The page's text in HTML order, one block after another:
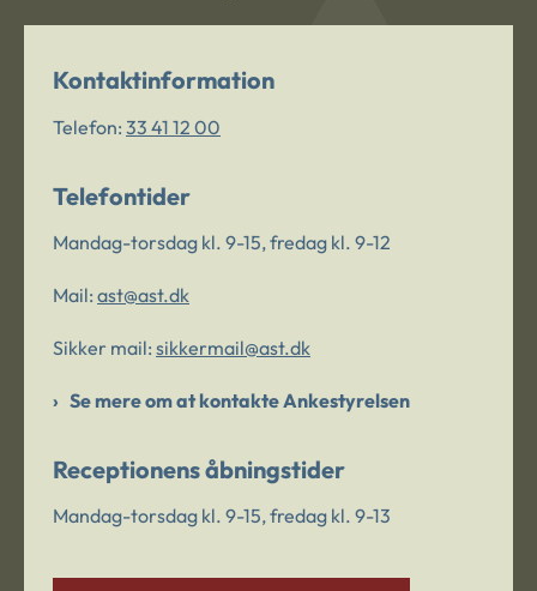
Kontaktinformation
Telefon: 33 41 12 00
Telefontider
Mandag-torsdag kl. 9-15, fredag kl. 9-12
Mail: ast@ast.dk
Sikker mail: sikkermail@ast.dk
Se mere om at kontakte Ankestyrelsen
Receptionens åbningstider
Mandag-torsdag kl. 9-15, fredag kl. 9-13